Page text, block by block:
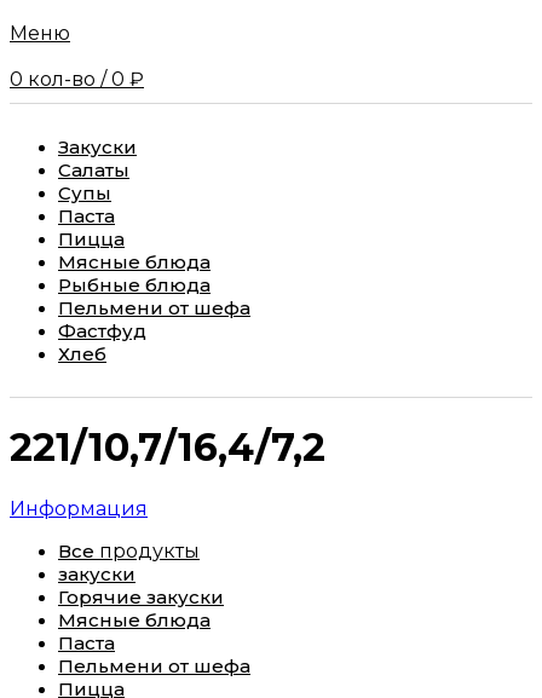
Меню
0 кол-во / 0 ₽
Закуски
Салаты
Супы
Паста
Пицца
Мясные блюда
Рыбные блюда
Пельмени от шефа
Фастфуд
Хлеб
221/10,7/16,4/7,2
Информация
Все продукты
закуски
Горячие закуски
Мясные блюда
Паста
Пельмени от шефа
Пицца